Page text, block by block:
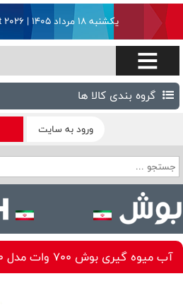
یکشنبه ۱۸ مرداد ۱۴۰۵ | Sunday 9 August 2026
گروه بندی کالا ها
ورود به سایت
آب میوه گیری بوش 700 وات مدل MES25A0